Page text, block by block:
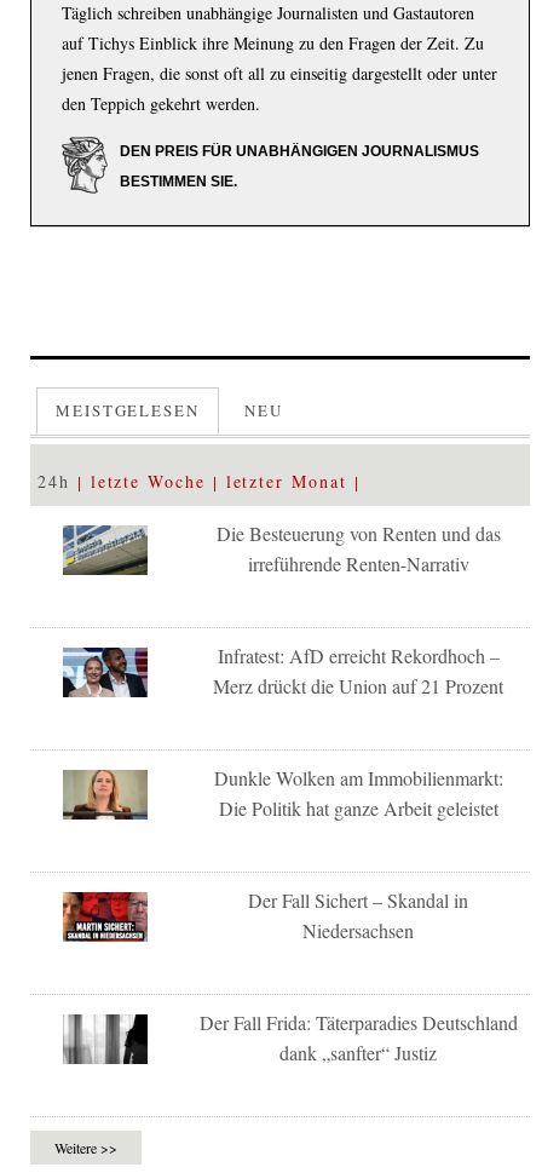
Täglich schreiben unabhängige Journalisten und Gastautoren
auf Tichys Einblick ihre Meinung zu den Fragen der Zeit. Zu
jenen Fragen, die sonst oft all zu einseitig dargestellt oder unter
den Teppich gekehrt werden.
DEN PREIS FÜR UNABHÄNGIGEN JOURNALISMUS
BESTIMMEN SIE.
MEISTGELESEN NEU
24h letzte Woche letzter Monat
Die Besteuerung von Renten und das
irreführende Renten-Narrativ
Infratest: AfD erreicht Rekordhoch –
Merz drückt die Union auf 21 Prozent
Dunkle Wolken am Immobilienmarkt:
Die Politik hat ganze Arbeit geleistet
Der Fall Sichert – Skandal in
Niedersachsen
Der Fall Frida: Täterparadies Deutschland
dank „sanfter“ Justiz
Weitere >>